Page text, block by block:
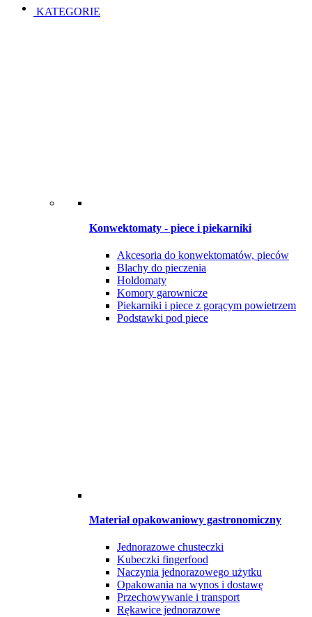
KATEGORIE
Konwektomaty - piece i piekarniki
Akcesoria do konwektomatów, pieców
Blachy do pieczenia
Holdomaty
Komory garownicze
Piekarniki i piece z gorącym powietrzem
Podstawki pod piece
Materiał opakowaniowy gastronomiczny
Jednorazowe chusteczki
Kubeczki fingerfood
Naczynia jednorazowego użytku
Opakowania na wynos i dostawę
Przechowywanie i transport
Rękawice jednorazowe